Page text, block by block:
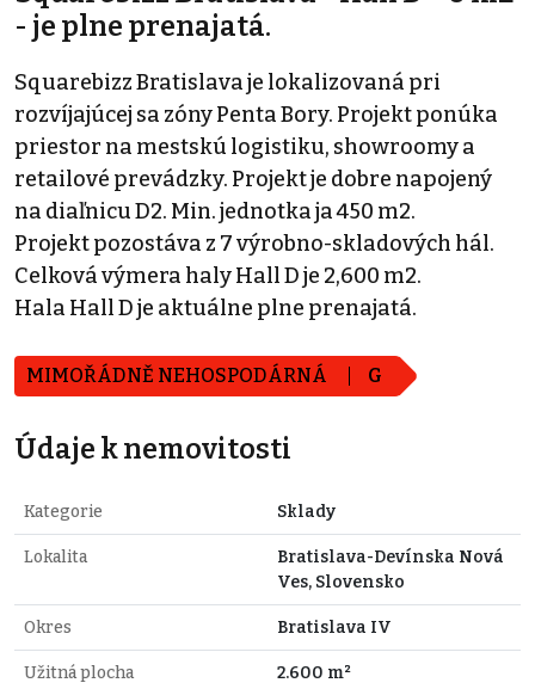
- je plne prenajatá.
Squarebizz Bratislava je lokalizovaná pri
rozvíjajúcej sa zóny Penta Bory. Projekt ponúka
priestor na mestskú logistiku, showroomy a
retailové prevádzky. Projekt je dobre napojený
na diaľnicu D2. Min. jednotka ja 450 m2.
Projekt pozostáva z 7 výrobno-skladových hál.
Celková výmera haly Hall D je 2,600 m2.
Hala Hall D je aktuálne plne prenajatá.
MIMOŘÁDNĚ NEHOSPODÁRNÁ G
Údaje k nemovitosti
Kategorie Sklady
Lokalita
Bratislava-Devínska Nová
Ves, Slovensko
Okres Bratislava IV
Užitná plocha 2.600 m²